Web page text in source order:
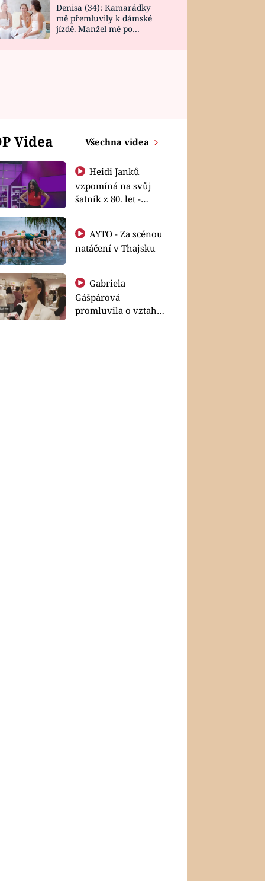
Denisa (34): Kamarádky
mě přemluvily k dámské
jízdě. Manžel mě po
Videa Všechna videa
Heidi Janků
vzpomíná na svůj
šatník z 80. let -
natáčení v Thajsku
Gabriela
Gášpárová
promluvila o vztahu